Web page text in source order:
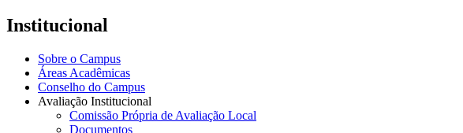
Institucional
Sobre o Campus
Áreas Acadêmicas
Conselho do Campus
Avaliação Institucional
Comissão Própria de Avaliação Local
Documentos